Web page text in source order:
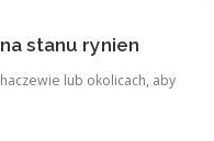
stanu rynien
lub okolicach, aby